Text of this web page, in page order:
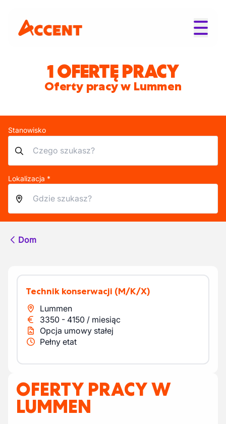
1 OFERTĘ PRACY
Oferty pracy w Lummen
Stanowisko
Lokalizacja *
Dom
Technik konserwacji (M/K/X)
Lummen
3350 - 4150 / miesiąc
Opcja umowy stałej
Pełny etat
OFERTY PRACY W
LUMMEN